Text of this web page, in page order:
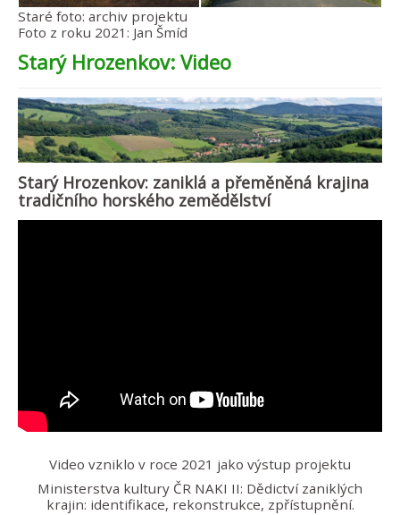
Staré foto: archiv projektu
Foto z roku 2021: Jan Šmíd
Starý Hrozenkov: Video
Starý Hrozenkov: zaniklá a přeměněná krajina
tradičního horského zemědělství
Video vzniklo v roce 2021 jako výstup projektu
Ministerstva kultury ČR NAKI II: Dědictví zaniklých
krajin: identifikace, rekonstrukce, zpřístupnění.